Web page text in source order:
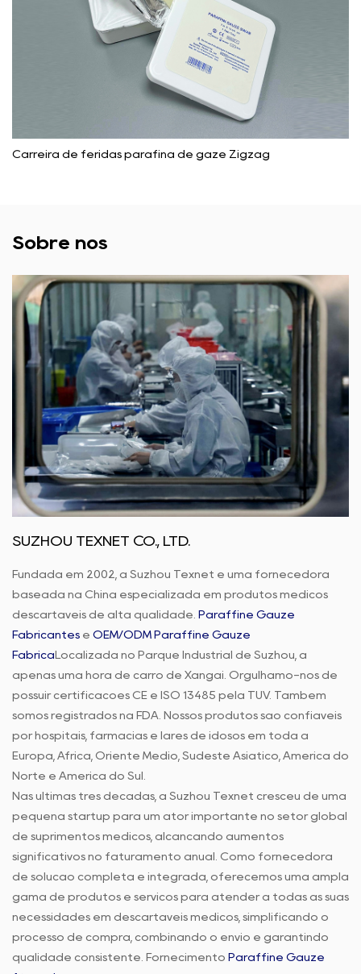
Carreira de feridas parafina de gaze Zigzag
Sobre nós
SUZHOU TEXNET CO., LTD.
Fundada em 2002, a Suzhou Texnet é uma fornecedora
baseada na China especializada em produtos médicos
descartáveis de alta qualidade. Paraffine Gauze
Fabricantes e OEM/ODM Paraffine Gauze
Fábrica Localizada no Parque Industrial de Suzhou, a
apenas uma hora de carro de Xangai. Orgulhamo-nos de
possuir certificações CE e ISO 13485 pela TUV. Também
somos registrados na FDA. Nossos produtos são confiáveis
por hospitais, farmácias e lares de idosos em toda a
Europa, África, Oriente Médio, Sudeste Asiático, América do
Norte e América do Sul.
Nas últimas três décadas, a Suzhou Texnet cresceu de uma
pequena startup para um ator importante no setor global
de suprimentos médicos, alcançando aumentos
significativos no faturamento anual. Como fornecedora
de solução completa e integrada, oferecemos uma ampla
gama de produtos e serviços para atender a todas as suas
necessidades em descartáveis médicos, simplificando o
processo de compra, combinando o envio e garantindo
qualidade consistente. Fornecimento Paraffine Gauze